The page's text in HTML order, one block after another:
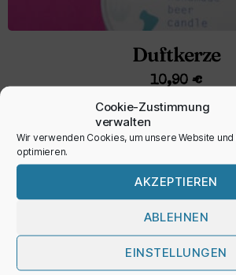
Cookie-Zustimmung
verwalten
Wir verwenden Cookies, um unsere Website
optimieren.
AKZEPTIEREN
ABLEHNEN
EINSTELLUNGEN
Duftkerze
10,90 €
inkl. MwSt.